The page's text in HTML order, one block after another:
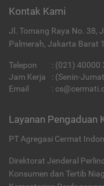
Kontak Kami
Jl. Tomang Raya No. 38,
Palmerah, Jakarta Barat
Telepon : (021) 40000
Jam Kerja
: (Senin-
Email
:
Layanan Pengaduan
PT Agregasi Cermat
Direktorat Jenderal
Konsumen dan Tertib